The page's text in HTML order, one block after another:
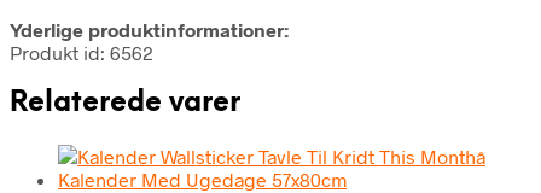
Yderlige produktinformationer:
Produkt id: 6562
Relaterede varer